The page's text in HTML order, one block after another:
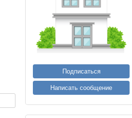
Подписаться
Написать сообщение